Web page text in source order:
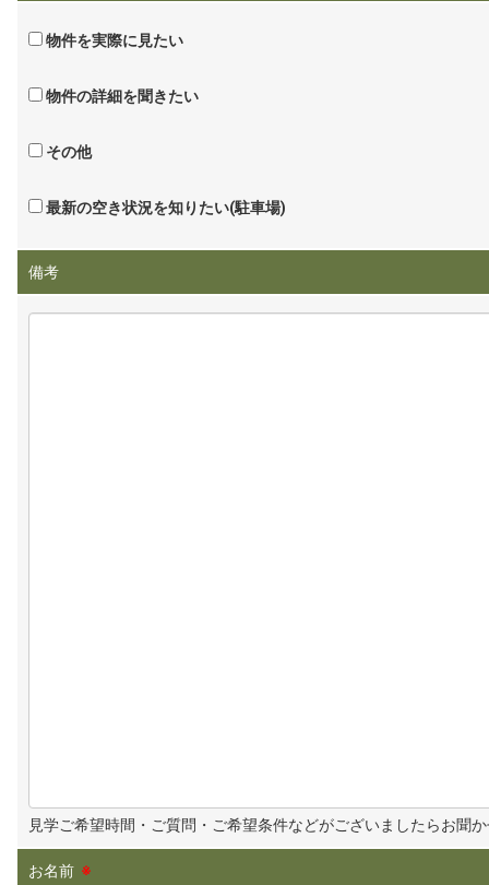
物件を実際に見たい
物件の詳細を聞きたい
その他
最新の空き状況を知りたい(駐車場)
備考
見学ご希望時間・ご質問・ご希望条件などがございましたらお聞
お名前 ※